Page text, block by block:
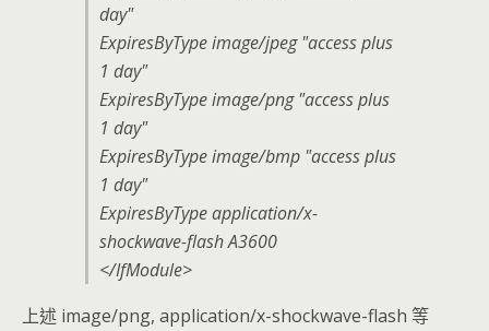
day"
ExpiresByType image/jpeg "access plus
1 day"
ExpiresByType image/png "access plus
1 day"
ExpiresByType image/bmp "access plus
1 day"
ExpiresByType application/x-
shockwave-flash A3600
</IfModule>
上述 image/png, application/x-shockwave-flash 等